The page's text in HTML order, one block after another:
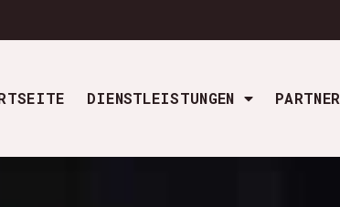
DIENSTLEISTUNGEN PARTNER